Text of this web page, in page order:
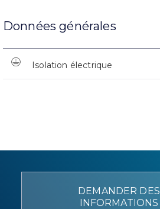
Données générales
Isolation électrique
DEMANDER DES
INFORMATIONS